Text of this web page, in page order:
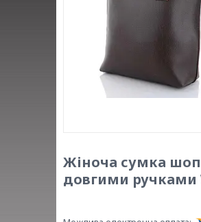
Жіноча сумка
довгими ручками